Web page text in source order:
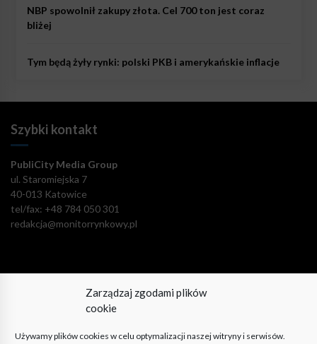
Zarządzaj zgodami plików
cookie
Używamy plików cookies w celu optymalizacji naszej witryny i serwisów.
NBP spowolnił zakupy złota. Cel 700 ton jest coraz
bliżej
Tym będą żyły rynki: polski PKB i amerykańskie inflacje
Szybki kontakt
PubliCity Media Group
ul. Staromiejska 7
40-013 Katowice
tel/fax: +48 784 050 301
redakcja@monitorrynkowy.pl
Pozostańmy w kontakcie!